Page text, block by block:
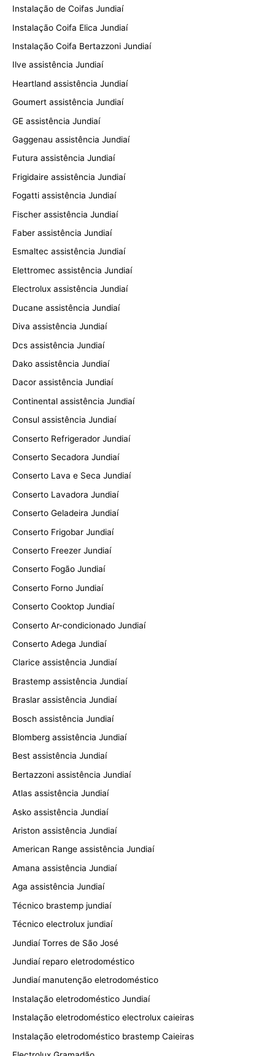
Instalação de Coifas Jundiaí
Instalação Coifa Elica Jundiaí
Instalação Coifa Bertazzoni Jundiaí
Ilve assistência Jundiaí
Heartland assistência Jundiaí
Goumert assistência Jundiaí
GE assistência Jundiaí
Gaggenau assistência Jundiaí
Futura assistência Jundiaí
Frigidaire assistência Jundiaí
Fogatti assistência Jundiaí
Fischer assistência Jundiaí
Faber assistência Jundiaí
Esmaltec assistência Jundiaí
Elettromec assistência Jundiaí
Electrolux assistência Jundiaí
Ducane assistência Jundiaí
Diva assistência Jundiaí
Dcs assistência Jundiaí
Dako assistência Jundiaí
Dacor assistência Jundiaí
Continental assistência Jundiaí
Consul assistência Jundiaí
Conserto Refrigerador Jundiaí
Conserto Secadora Jundiaí
Conserto Lava e Seca Jundiaí
Conserto Lavadora Jundiaí
Conserto Geladeira Jundiaí
Conserto Frigobar Jundiaí
Conserto Freezer Jundiaí
Conserto Fogão Jundiaí
Conserto Forno Jundiaí
Conserto Cooktop Jundiaí
Conserto Ar-condicionado Jundiaí
Conserto Adega Jundiaí
Clarice assistência Jundiaí
Brastemp assistência Jundiaí
Braslar assistência Jundiaí
Bosch assistência Jundiaí
Blomberg assistência Jundiaí
Best assistência Jundiaí
Bertazzoni assistência Jundiaí
Atlas assistência Jundiaí
Asko assistência Jundiaí
Ariston assistência Jundiaí
American Range assistência Jundiaí
Amana assistência Jundiaí
Aga assistência Jundiaí
Técnico brastemp jundiaí
Técnico electrolux jundiaí
Jundiaí Torres de São José
Jundiaí reparo eletrodoméstico
Jundiaí manutenção eletrodoméstico
Instalação eletrodoméstico Jundiaí
Instalação eletrodoméstico electrolux caieiras
Instalação eletrodoméstico brastemp Caieiras